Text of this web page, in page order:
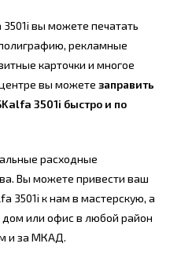
вы можете печатать
рекламные
карточки и многое
вы можете заправить
3501i быстро и по
расходные
Вы можете привести ваш
3501i к нам в мастерскую, а
или офис в любой район
и за МКАД.